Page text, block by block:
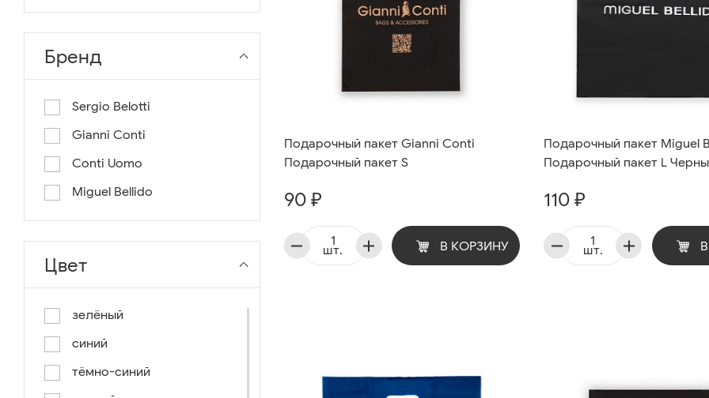
длина 130
длина 135
Бренд
Sergio Belotti
Gianni Conti
Conti Uomo
Miguel Bellido
Цвет
зелёный
синий
тёмно-синий
Подарочный пакет Gianni Conti
Подарочный пакет S
90 ₽
шт. В КОРЗИНУ
Подарочный пакет Miguel
Подарочный пакет L
110 ₽
шт.